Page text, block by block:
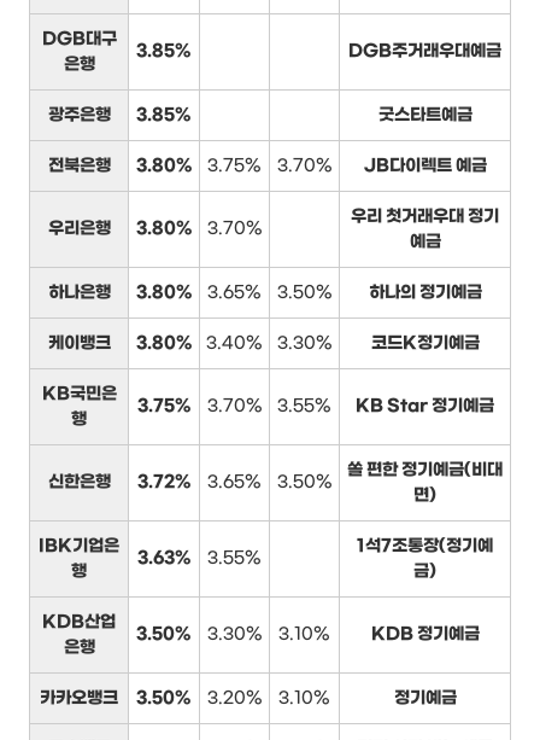
DGB대구
은행
3.85% DGB주거래우대예금
광주은행 3.85% 굿스타트예금
전북은행 3.80% 3.75% 3.70% JB다이렉트 예금
우리은행 3.80% 3.70%
우리 첫거래우대 정기
예금
하나은행 3.80% 3.65% 3.50% 하나의 정기예금
케이뱅크 3.80% 3.40% 3.30% 코드K정기예금
KB국민은
행
3.75% 3.70% 3.55% KB Star 정기예금
신한은행 3.72% 3.65% 3.50%
쏠 편한 정기예금(비대
면)
IBK기업은
행
3.63% 3.55%
1석7조통장(정기예
금)
KDB산업
은행
3.50% 3.30% 3.10% KDB 정기예금
카카오뱅크 3.50% 3.20% 3.10% 정기예금